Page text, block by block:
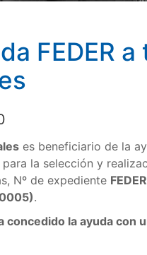
FEDER
es beneficiario de la
la selección y
Nº de expediente
.
concedido la ayuda con